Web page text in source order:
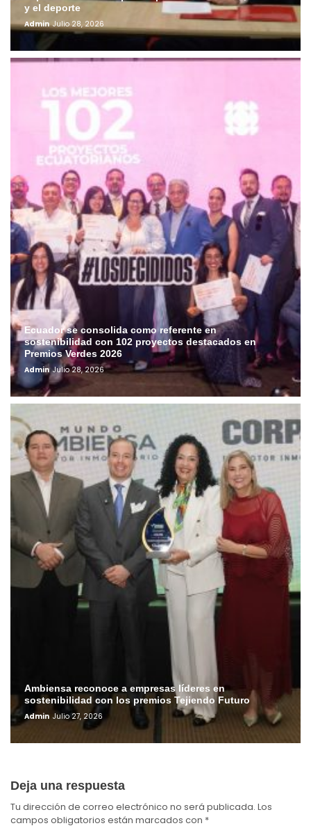
y el deporte
Admin Julio 28, 2026
Ecuador se consolida como referente en
sostenibilidad con 102 proyectos destacados en
Premios Verdes 2026
Admin Julio 28, 2026
Ambiensa reconoce a empresas líderes en
sostenibilidad con los premios Tejiendo Futuro
Admin Julio 27, 2026
Deja una respuesta
Tu dirección de correo electrónico no será publicada. Los
campos obligatorios están marcados con *